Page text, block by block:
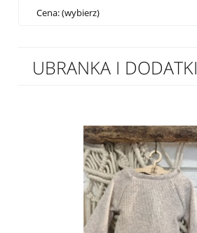
Cena: (wybierz)
UBRANKA I DODATKI